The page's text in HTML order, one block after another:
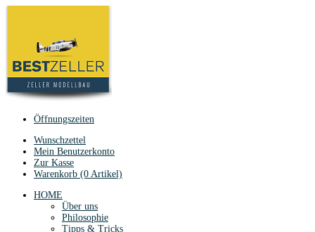
Öffnungszeiten
Wunschzettel
Mein Benutzerkonto
Zur Kasse
Warenkorb (0 Artikel)
HOME
Über uns
Philosophie
Tipps & Tricks